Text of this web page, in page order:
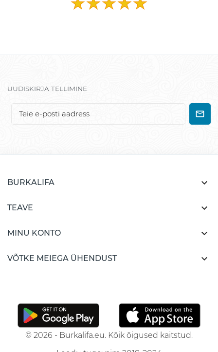
UUDISKIRJA TELLIMINE
BURKALIFA 
TEAVE 
MINU KONTO 
VÕTKE MEIEGA ÜHENDUST 
© 2026 - Burkalifa.eu. Kõik õigused kaitstud.